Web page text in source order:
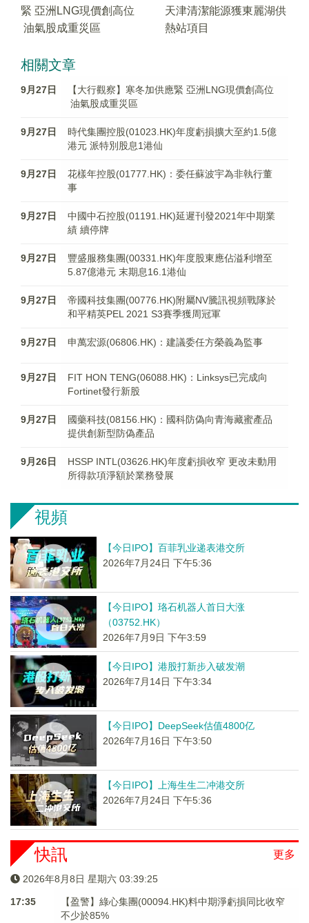
緊 亞洲LNG現價創高位
油氣股成重災區
天津清潔能源獲東麗湖供
熱站項目
相關文章
9月27日
【大行觀察】寒冬加供應緊 亞洲LNG現價創高位
油氣股成重災區
9月27日
時代集團控股(01023.HK)年度虧損擴大至約1.5億
港元 派特別股息1港仙
9月27日
花樣年控股(01777.HK)：委任蘇波宇為非執行董
事
9月27日
中國中石控股(01191.HK)延遲刊發2021年中期業
績 續停牌
9月27日
豐盛服務集團(00331.HK)年度股東應佔溢利增至
5.87億港元 末期息16.1港仙
9月27日
帝國科技集團(00776.HK)附屬NV騰訊視頻戰隊於
和平精英PEL 2021 S3賽季獲周冠軍
9月27日 申萬宏源(06806.HK)：建議委任方榮義為監事
9月27日
FIT HON TENG(06088.HK)：Linksys已完成向
Fortinet發行新股
9月27日
國藥科技(08156.HK)：國科防偽向青海藏蜜產品
提供創新型防偽產品
9月26日
HSSP INTL(03626.HK)年度虧損收窄 更改未動用
所得款項淨額於業務發展
視頻
【今日IPO】百菲乳业递表港交所
2026年7月24日 下午5:36
【今日IPO】珞石机器人首日大涨
（03752.HK）
2026年7月9日 下午3:59
【今日IPO】港股打新步入破发潮
2026年7月14日 下午3:34
【今日IPO】DeepSeek估值4800亿
2026年7月16日 下午3:50
【今日IPO】上海生生二冲港交所
2026年7月24日 下午5:36
更多
快訊
2026年8月8日 星期六 03:39:26
17:35
【盈警】綠心集團(00094.HK)料中期淨虧損同比收窄
不少於85%